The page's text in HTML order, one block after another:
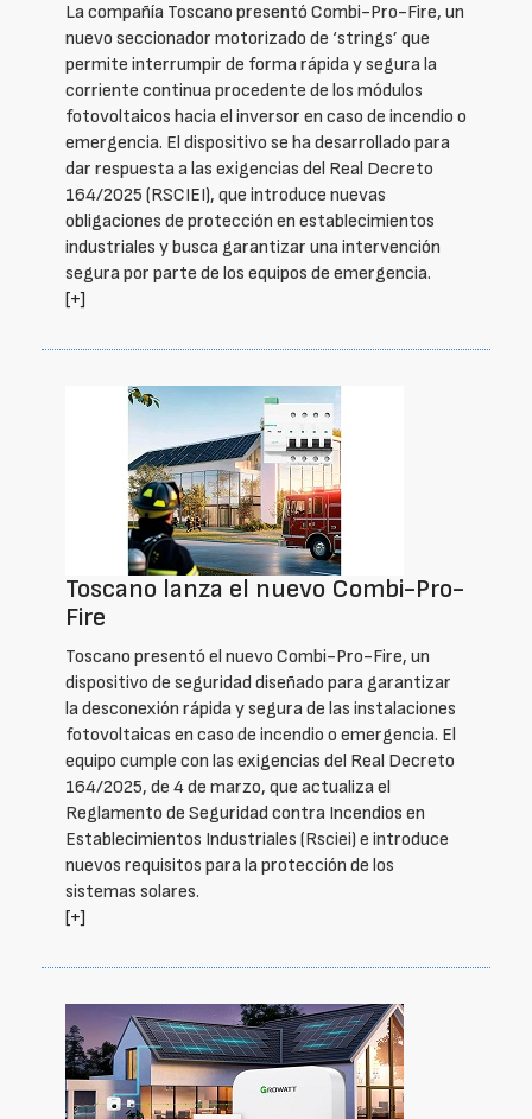
La compañía Toscano presentó Combi-Pro-Fire, un
nuevo seccionador motorizado de ‘strings’ que
permite interrumpir de forma rápida y segura la
corriente continua procedente de los módulos
fotovoltaicos hacia el inversor en caso de incendio o
emergencia. El dispositivo se ha desarrollado para
dar respuesta a las exigencias del Real Decreto
164/2025 (RSCIEI), que introduce nuevas
obligaciones de protección en establecimientos
industriales y busca garantizar una intervención
segura por parte de los equipos de emergencia.
[+]
Toscano lanza el nuevo Combi-Pro-
Fire
Toscano presentó el nuevo Combi-Pro-Fire, un
dispositivo de seguridad diseñado para garantizar
la desconexión rápida y segura de las instalaciones
fotovoltaicas en caso de incendio o emergencia. El
equipo cumple con las exigencias del Real Decreto
164/2025, de 4 de marzo, que actualiza el
Reglamento de Seguridad contra Incendios en
Establecimientos Industriales (Rsciei) e introduce
nuevos requisitos para la protección de los
sistemas solares.
[+]